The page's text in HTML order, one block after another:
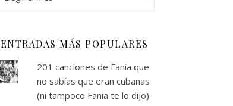
ENTRADAS MÁS POPULARES
201 canciones de Fania que
no sabías que eran cubanas
(ni tampoco Fania te lo dijo)